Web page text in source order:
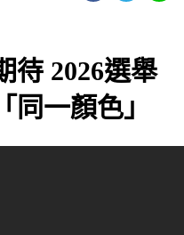
待 2026選舉
同一顏色」